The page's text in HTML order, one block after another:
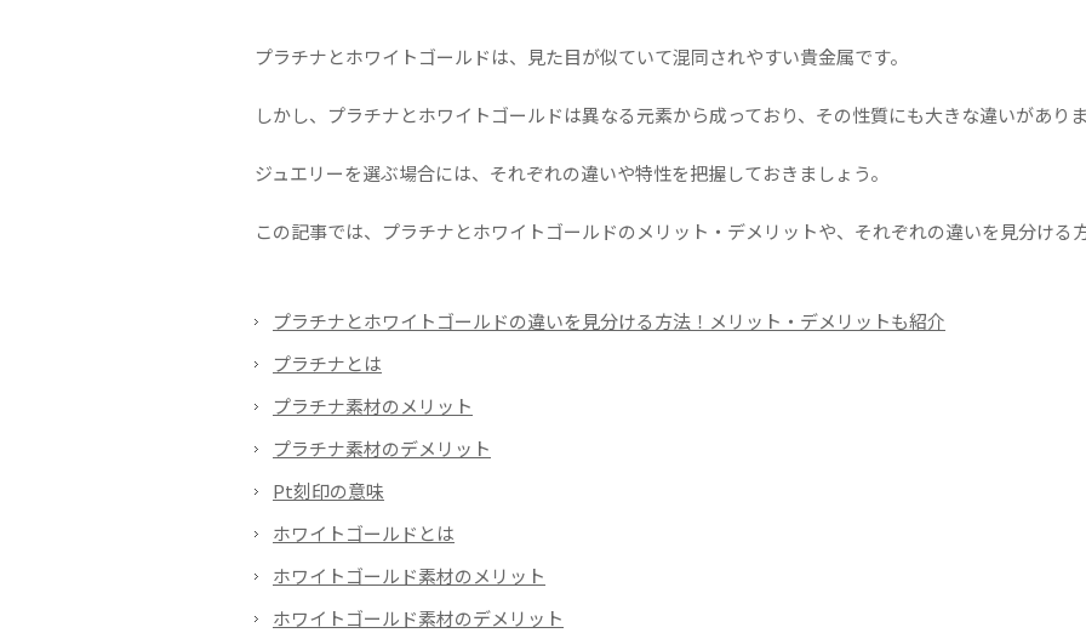
プラチナとホワイトゴールドは、見た目が似ていて混同されやすい貴金属です。
しかし、プラチナとホワイトゴールドは異なる元素から成っており、その性質にも大きな違いがありま
ジュエリーを選ぶ場合には、それぞれの違いや特性を把握しておきましょう。
この記事では、プラチナとホワイトゴールドのメリット・デメリットや、それぞれの違いを見分ける
プラチナとホワイトゴールドの違いを見分ける方法！メリット・デメリットも紹介
プラチナとは
プラチナ素材のメリット
プラチナ素材のデメリット
Pt刻印の意味
ホワイトゴールドとは
ホワイトゴールド素材のメリット
ホワイトゴールド素材のデメリット